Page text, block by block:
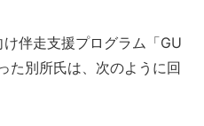
伴走支援プログラム「GU
た別所氏は、次のように回